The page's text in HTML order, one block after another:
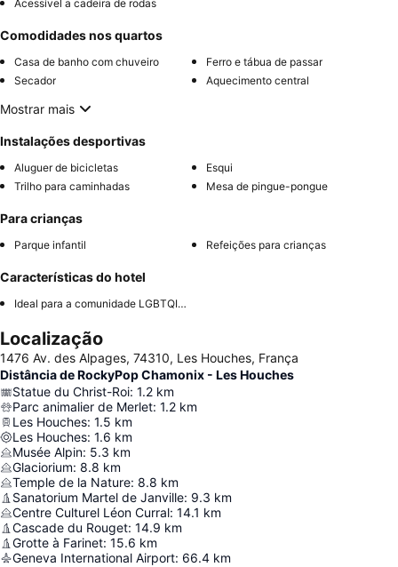
Acessível a cadeira de rodas
Comodidades nos quartos
Casa de banho com chuveiro
Ferro e tábua de passar
Secador
Aquecimento central
Mostrar mais
Instalações desportivas
Aluguer de bicicletas
Esqui
Trilho para caminhadas
Mesa de pingue-pongue
Para crianças
Parque infantil Refeições para crianças
Características do hotel
Ideal para a comunidade LGBTQIA+
Localização
1476 Av. des Alpages, 74310, Les Houches, França
Distância de RockyPop Chamonix - Les Houches
Statue du Christ-Roi: 1.2 km
Parc animalier de Merlet: 1.2 km
Les Houches: 1.5 km
Les Houches: 1.6 km
Musée Alpin: 5.3 km
Glaciorium: 8.8 km
Temple de la Nature: 8.8 km
Sanatorium Martel de Janville: 9.3 km
Centre Culturel Léon Curral: 14.1 km
Cascade du Rouget: 14.9 km
Grotte à Farinet: 15.6 km
Geneva International Airport: 66.4 km